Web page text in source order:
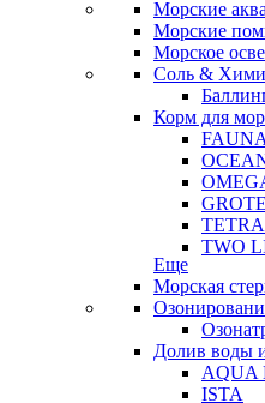
Морские
Морские
Морское
Соль &
Корм для
TETRA
TWO
Еще
Морская
Долив воды
AQUA
ISTA